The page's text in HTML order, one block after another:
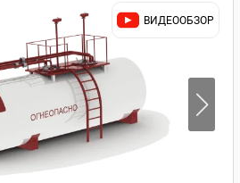
ВИДЕООБЗОР